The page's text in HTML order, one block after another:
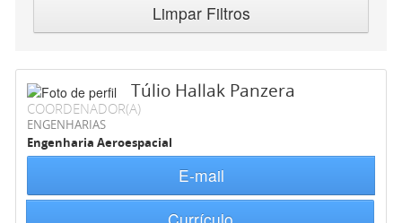
Limpar Filtros
Túlio Hallak Panzera
COORDENADOR(A)
ENGENHARIAS
Engenharia Aeroespacial
E-mail